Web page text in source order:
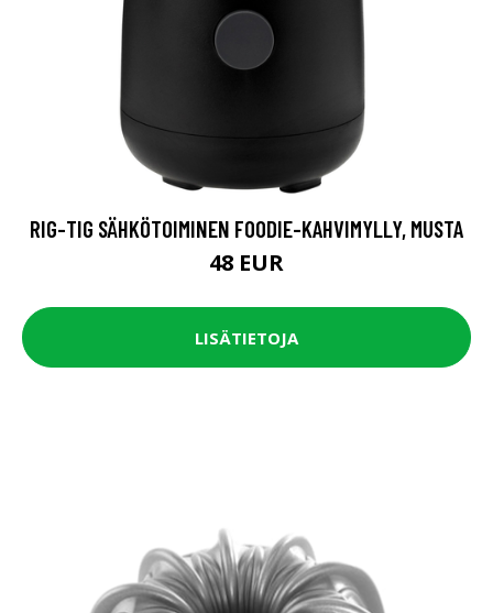
RIG-TIG SÄHKÖTOIMINEN FOODIE-KAHVIMYLLY, MUSTA
48 EUR
LISÄTIETOJA